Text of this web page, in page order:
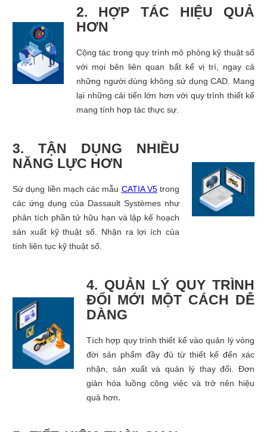
2. HỢP TÁC HIỆU QUẢ
HƠN
Cộng tác trong quy trình mô phỏng kỹ thuật số
với mọi bên liên quan bất kể vị trí, ngay cả
những người dùng không sử dụng CAD. Mang
lại những cải tiến lớn hơn với quy trình thiết kế
mang tính hợp tác thực sự.
3. TẬN DỤNG NHIỀU
NĂNG LỰC HƠN
Sử dụng liền mạch các mẫu CATIA V5trong
các ứng dụng của Dassault Systèmes như
phân tích phần tử hữu hạn và lập kế hoạch
sản xuất kỹ thuật số. Nhận ra lợi ích của
tính liên tục kỹ thuật số.
4. QUẢN LÝ QUY TRÌNH
ĐỔI MỚI MỘT CÁCH DỄ
DÀNG
Tích hợp quy trình thiết kế vào quản lý vòng
đời sản phẩm đầy đủ từ thiết kế đến xác
nhận, sản xuất và quản lý thay đổi. Đơn
giản hóa luồng công việc và trở nên hiệu
quả hơn.